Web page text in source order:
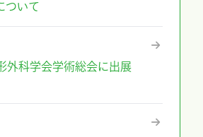
ついて
外科学会学術総会に出展